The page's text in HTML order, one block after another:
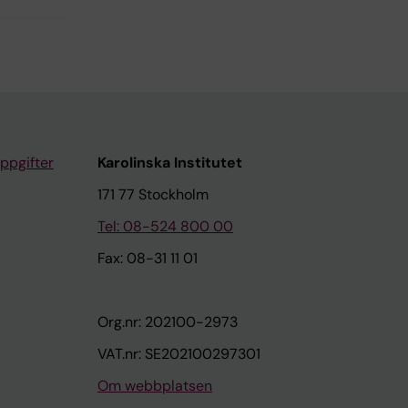
Karolinska Institutet
171 77 Stockholm
Tel: 08-524 800 00
Fax: 08-31 11 01
Org.nr: 202100-2973
VAT.nr: SE202100297301
Om webbplatsen